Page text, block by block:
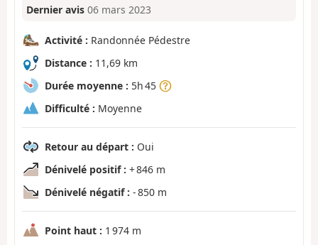
Dernier avis 06 mars 2023
Activité : Randonnée Pédestre
Distance : 11,69 km
Durée moyenne : 5h 45
Difficulté : Moyenne
Retour au départ : Oui
Dénivelé positif : + 846 m
Dénivelé négatif : - 850 m
Point haut : 1 974 m